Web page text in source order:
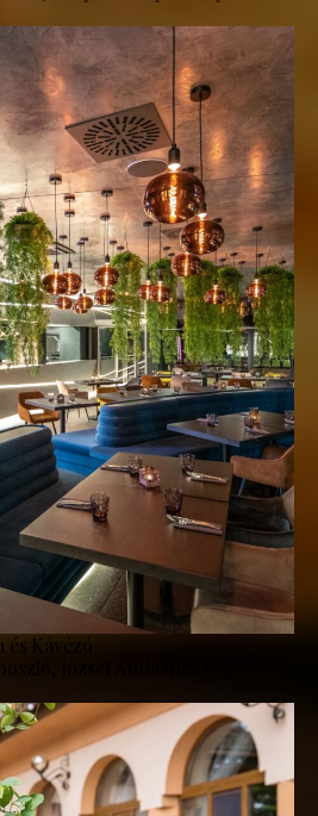
Kávézó
József Attila utca 5-7.